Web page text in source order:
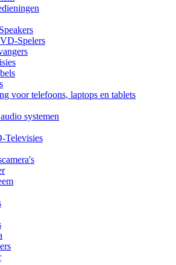
Spelers
voor telefoons, laptops en tablets
systemen
Televisies